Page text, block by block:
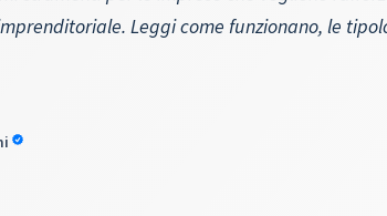
Leggi come funzionano, le